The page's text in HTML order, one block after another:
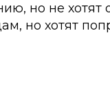
но не
но хотят